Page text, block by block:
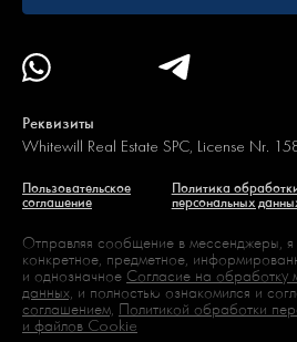
Реквизиты
Whitewill Real Estate SPC, License Nr.
Пользовательское
соглашение
Политика
персональных
Отправляя сообщение в мессенджеры,
конкретное, предметное,
и однозначное Согласие на обработку
данных, и полностью ознакомился и
соглашением, Политикой обработки
и файлов Cookie